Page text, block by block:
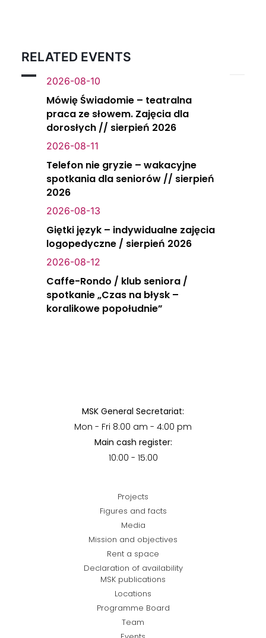
RELATED EVENTS
2026-08-10
Mówię Świadomie – teatralna
praca ze słowem. Zajęcia dla
dorosłych // sierpień 2026
2026-08-11
Telefon nie gryzie – wakacyjne
spotkania dla seniorów // sierpień
2026
2026-08-13
Giętki język – indywidualne zajęcia
logopedyczne / sierpień 2026
2026-08-12
Caffe-Rondo / klub seniora /
spotkanie „Czas na błysk –
koralikowe popołudnie”
MSK General Secretariat:
Mon - Fri 8:00 am - 4:00 pm
Main cash register:
10:00 - 15:00
Projects
Figures and facts
Media
Mission and objectives
Rent a space
Declaration of availability
MSK publications
Locations
Programme Board
Team